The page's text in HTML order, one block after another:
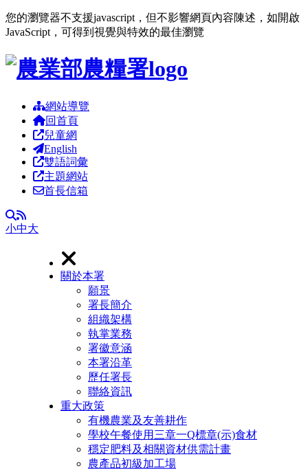
您的瀏覽器不支援javascript，但不影響網頁內容陳述，如開啟
JavaScript，可得到視覺與特效的最佳瀏覽
跳到主要內容區塊
網站導覽
回首頁
兒童網
English
雙語詞彙
主題網站
首長信箱
全文檢索
RSS
小中大
關於本署
願景
署長簡介
組織架構
執掌業務
署徽意涵
本署沿革
歷任署長
聯絡資訊
重大政策
有機農業及友善耕作
學校午餐使用三章一Q標章(示)食材
穩定肥料及相關資材供需計畫
農產品初級加工場